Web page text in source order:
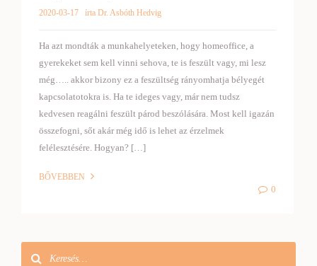
2020-03-17 írta Dr. Asbóth Hedvig
Ha azt mondták a munkahelyeteken, hogy homeoffice, a
gyerekeket sem kell vinni sehova, te is feszült vagy, mi lesz
még….. akkor bizony ez a feszültség rányomhatja bélyegét
kapcsolatotokra is. Ha te ideges vagy, már nem tudsz
kedvesen reagálni feszült párod beszólására. Most kell igazán
összefogni, sőt akár még idő is lehet az érzelmek
felélesztésére. Hogyan? […]
BŐVEBBEN
0